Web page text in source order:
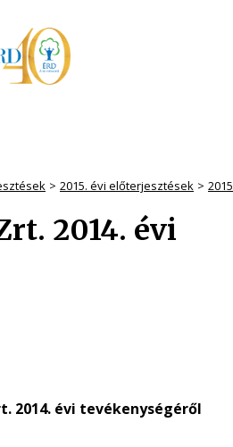
2015. évi előterjesztések
2014. évi
2014. évi tevékenységéről